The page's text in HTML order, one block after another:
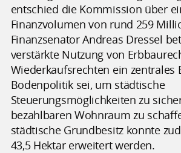
entschied die Kommission über
Finanzvolumen von rund 259
Finanzsenator Andreas Dressel
verstärkte Nutzung von
Wiederkaufsrechten ein zentrales
Bodenpolitik sei, um städtische
Steuerungsmöglichkeiten zu
bezahlbaren Wohnraum zu
städtische Grundbesitz konnte
43,5 Hektar erweitert werden.